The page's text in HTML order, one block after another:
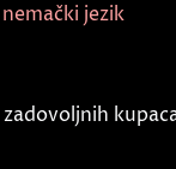
jezik